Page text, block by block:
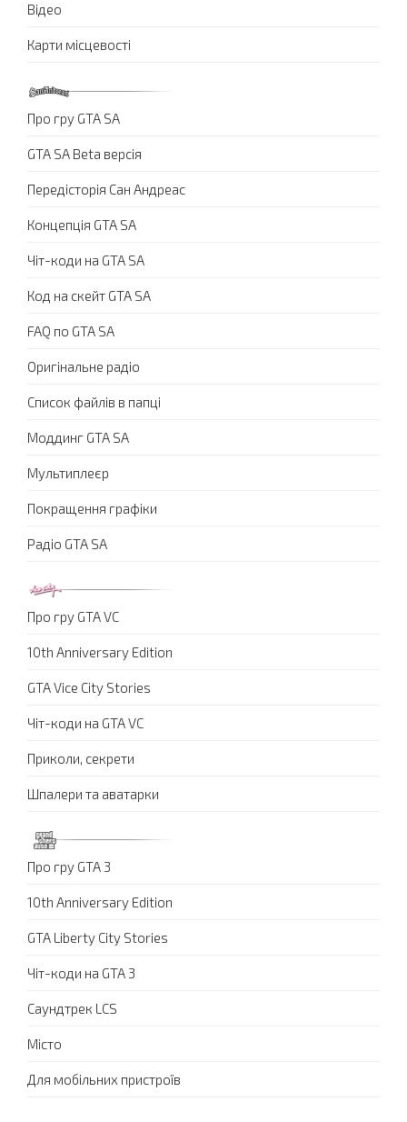
Відео
Карти місцевості
Про гру GTA SA
GTA SA Beta версія
Передісторія Сан Андреас
Концепція GTA SA
Чіт-коди на GTA SA
Код на скейт GTA SA
FAQ по GTA SA
Оригінальне радіо
Список файлів в папці
Моддинг GTA SA
Мультиплеєр
Покращення графіки
Радіо GTA SA
Про гру GTA VC
10th Anniversary Edition
GTA Vice City Stories
Чіт-коди на GTA VC
Приколи, секрети
Шпалери та аватарки
Про гру GTA 3
10th Anniversary Edition
GTA Liberty City Stories
Чіт-коди на GTA 3
Саундтрек LCS
Місто
Для мобільних пристроїв